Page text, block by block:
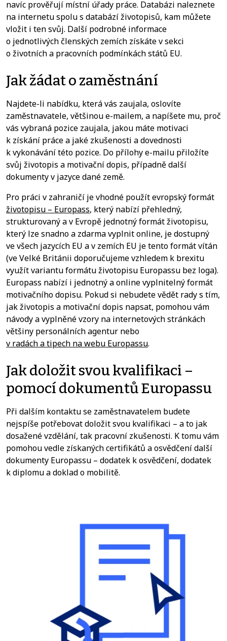
navíc prověřují místní úřady práce. Databázi naleznete
na internetu spolu s databází životopisů, kam můžete
vložit i ten svůj. Další podrobné informace
o jednotlivých členských zemích získáte v sekci
o životních a pracovních podmínkách států EU.
Jak žádat o zaměstnání
Najdete-li nabídku, která vás zaujala, oslovíte
zaměstnavatele, většinou e-mailem, a napíšete mu, proč
vás vybraná pozice zaujala, jakou máte motivaci
k získání práce a jaké zkušenosti a dovednosti
k vykonávání této pozice. Do přílohy e-mailu přiložíte
svůj životopis a motivační dopis, případně další
dokumenty v jazyce dané země.
Pro práci v zahraničí je vhodné použít evropský formát
životopisu – Europass, který nabízí přehledný,
strukturovaný a v Evropě jednotný formát životopisu,
který lze snadno a zdarma vyplnit online, je dostupný
ve všech jazycích EU a v zemích EU je tento formát vítán
(ve Velké Británii doporučujeme vzhledem k brexitu
využít variantu formátu životopisu Europassu bez loga).
Europass nabízí i jednotný a online vyplnitelný formát
motivačního dopisu. Pokud si nebudete vědět rady s tím,
jak životopis a motivační dopis napsat, pomohou vám
návody a vyplněné vzory na internetových stránkách
většiny personálních agentur nebo
v radách a tipech na webu Europassu.
Jak doložit svou kvalifikaci –
pomocí dokumentů Europassu
Při dalším kontaktu se zaměstnavatelem budete
nejspíše potřebovat doložit svou kvalifikaci – a to jak
dosažené vzdělání, tak pracovní zkušenosti. K tomu vám
pomohou vedle získaných certifikátů a osvědčení další
dokumenty Europassu – dodatek k osvědčení, dodatek
k diplomu a doklad o mobilitě.